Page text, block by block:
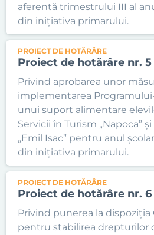
aferentă trimestrului III al
din inițiativa primarului.
PROIECT DE HOTĂRÂRE
Proiect de hotărâre nr. 5
Privind aprobarea unor
implementarea
unui suport alimentare
Servicii în Turism „Napoca”
„Emil Isac” pentru anul
din inițiativa primarului.
PROIECT DE HOTĂRÂRE
Proiect de hotărâre nr. 6
Privind punerea la dispoziția
pentru stabilirea drepturilor